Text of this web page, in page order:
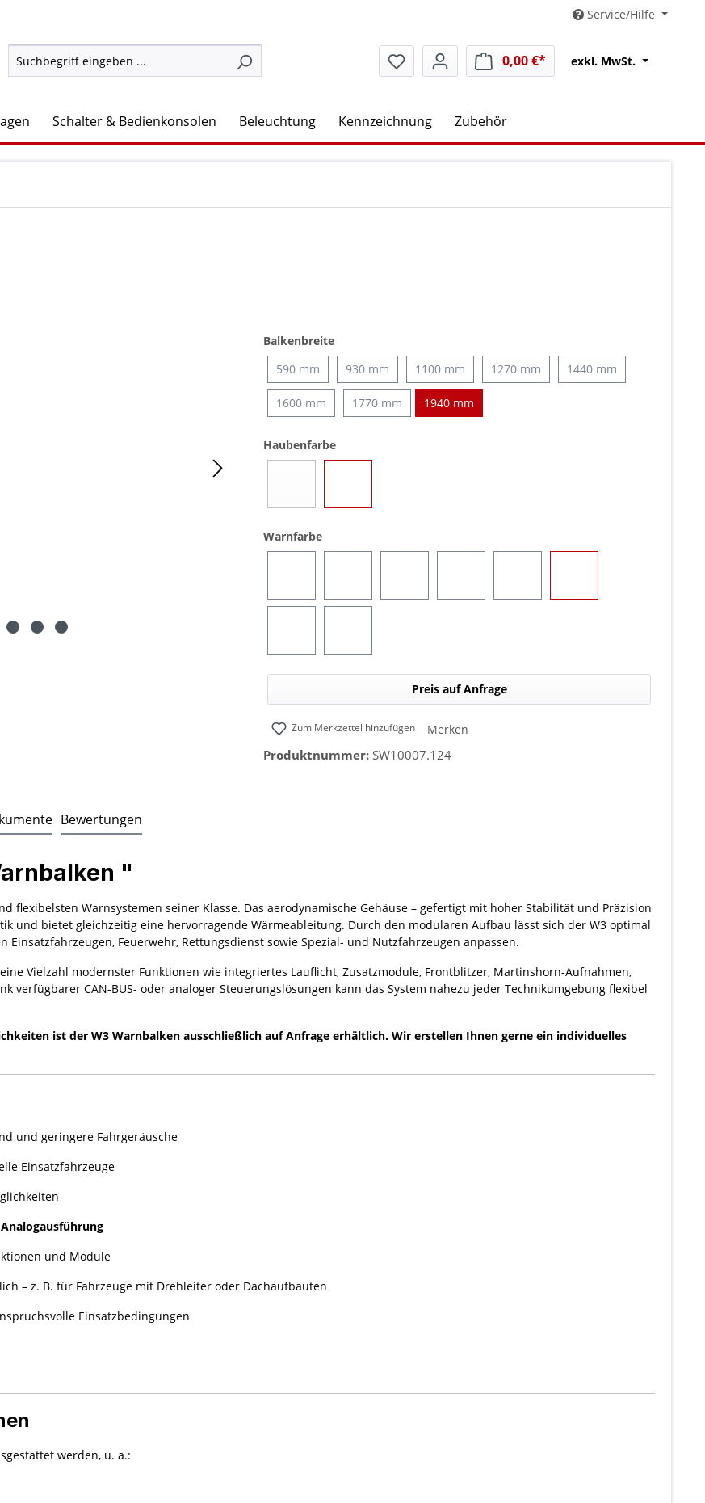
Service/Hilfe
0,00 €*Warenkorb enthält 0
exkl. MwSt.
Schalter & Bedienkonsolen Beleuchtung Kennzeichnung Zubehör
Balkenbreiteauswählen
590 mm
930 mm 1100 mm 1270 mm 1440 mm
1600 mm 1770 mm 1940 mm
Haubenfarbeauswählen
Warnfarbeauswählen
Preis auf Anfrage
Zum Merkzettel hinzufügen Merken
Produktnummer: SW10007.124
Bewertungen
"
flexibelsten Warnsystemen seiner Klasse. Das aerodynamische Gehäuse – gefertigt mit hoher Stabilität und Präzision
und bietet gleichzeitig eine hervorragende Wärmeableitung. Durch den modularen Aufbau lässt sich der W3 optimal
Feuerwehr, Rettungsdienst sowie Spezial- und Nutzfahrzeugen anpassen.
Vielzahl modernster Funktionen wie integriertes Lauflicht, Zusatzmodule, Frontblitzer, Martinshorn-Aufnahmen,
verfügbarer CAN-BUS- oder analoger Steuerungslösungen kann das System nahezu jeder Technikumgebung flexibel
ist der W3 Warnbalken ausschließlich auf Anfrage erhältlich. Wir erstellen Ihnen gerne ein individuelles
und geringere Fahrgeräusche
Einsatzfahrzeuge
Analogausführung
und Module
– z. B. für Fahrzeuge mit Drehleiter oder Dachaufbauten
Einsatzbedingungen
werden, u. a.: